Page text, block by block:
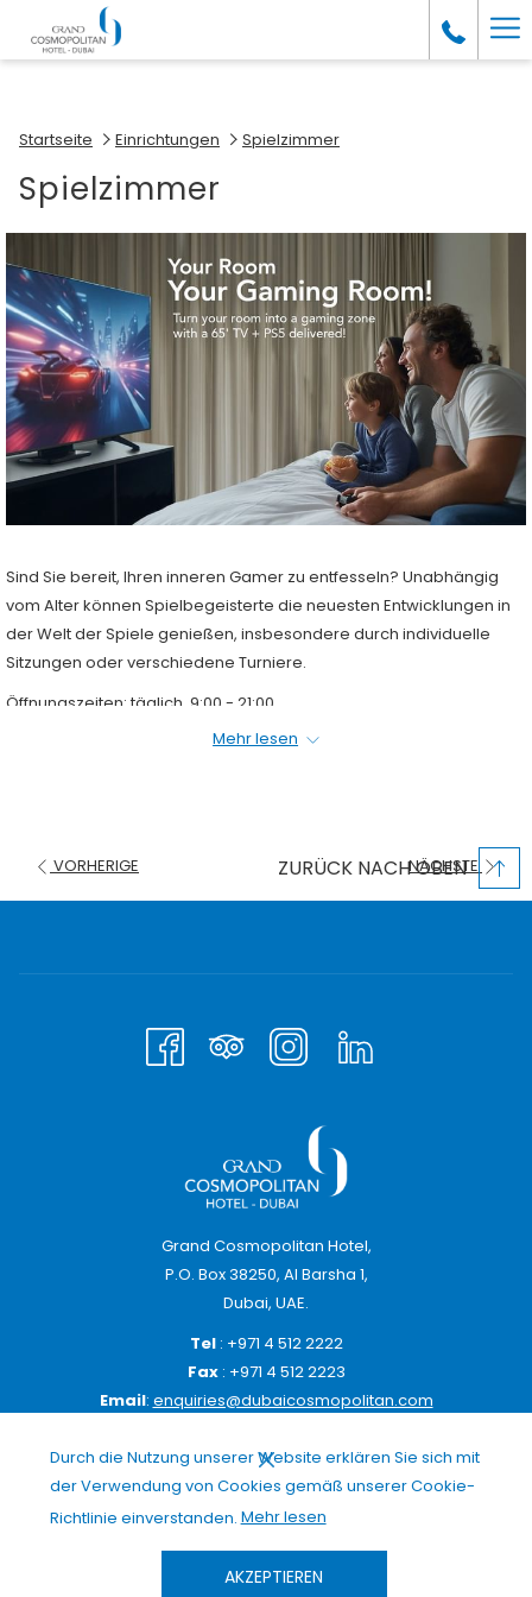
Durch die Nutzung unserer Website erklären Sie sich mit
der Verwendung von Cookies gemäß unserer Cookie-
Richtlinie einverstanden. Mehr lesen(Öffnet
AKZEPTIEREN
sich
im
Startseite Einrichtungen Spielzimmer
Spielzimmer
Sind Sie bereit, Ihren inneren Gamer zu entfesseln? Unabhängig
vom Alter können Spielbegeisterte die neuesten Entwicklungen in
der Welt der Spiele genießen, insbesondere durch individuelle
Sitzungen oder verschiedene Turniere.
Öffnungszeiten: täglich, 9:00 - 21:00
Weitere Informationen erhalten Sie unter der Telefonnummer +971
Mehr lesen
VORHERIGE NÄCHSTE
ZURÜCK NACH OBEN
Grand Cosmopolitan Hotel,
P.O. Box 38250, Al Barsha 1,
Dubai, UAE.
Tel: +971 4 512 2222
Fax: +971 4 512 2223
Email: enquiries@dubaicosmopolitan.com
ANMELDEN